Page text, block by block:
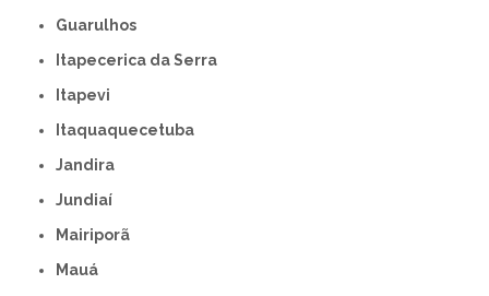
Guarulhos
Itapecerica da Serra
Itapevi
Itaquaquecetuba
Jandira
Jundiaí
Mairiporã
Mauá